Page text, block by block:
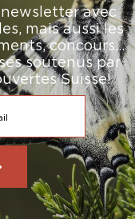
avec
mais aussi les
concours…
soutenus par
Suisse!